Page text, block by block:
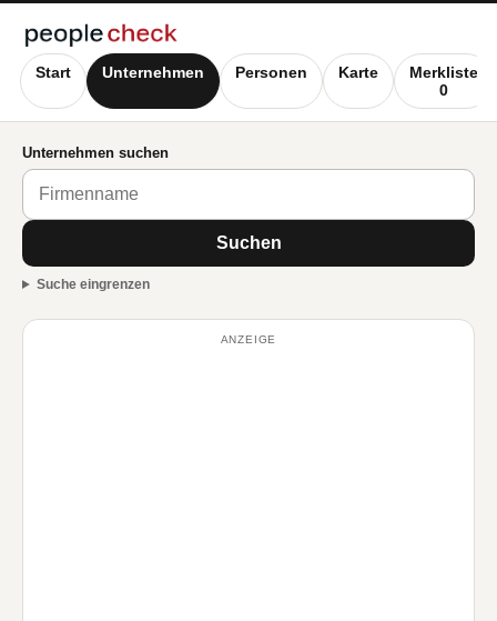
Start Unternehmen Personen Karte
Merkliste
0
Unternehmen suchen
Suchen
Suche eingrenzen
ANZEIGE